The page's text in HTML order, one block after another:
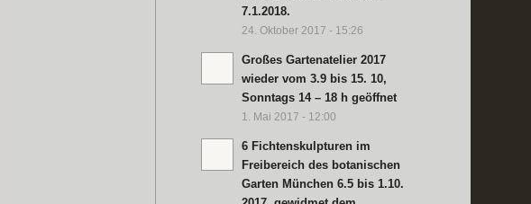
7.1.2018.
24. Oktober 2017 - 15:26
Großes Gartenatelier 2017
wieder vom 3.9 bis 15. 10,
Sonntags 14 – 18 h geöffnet
1. Mai 2017 - 12:00
6 Fichtenskulpturen im
Freibereich des botanischen
Garten München 6.5 bis 1.10.